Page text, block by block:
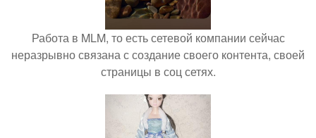
Работа в MLM, то есть сетевой компании сейчас
неразрывно связана с создание своего контента, своей
страницы в соц сетях.